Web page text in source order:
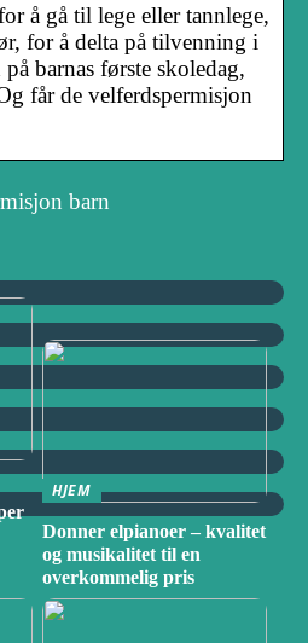
å gå til lege eller tannlege,
for å delta på tilvenning i
barnas første skoledag,
får de velferdspermisjon
barn
HJEM
Donner elpianoer – kvalitet
og musikalitet til en
overkommelig pris